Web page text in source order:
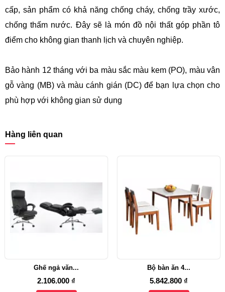
cấp, sản phẩm có khả năng chống cháy, chống trầy xước,
chống thấm nước. Đây sẽ là món đồ nội thất góp phần tô
điểm cho không gian thanh lịch và chuyên nghiệp.
Bảo hành 12 tháng với ba màu sắc màu kem (PO), màu vân
gỗ vàng (MB) và màu cánh gián (DC) để bạn lựa chọn cho
phù hợp với không gian sử dụng
Hàng liên quan
Ghế ngả văn...
2.106.000 ₫
Bộ bàn ăn 4...
5.842.800 ₫